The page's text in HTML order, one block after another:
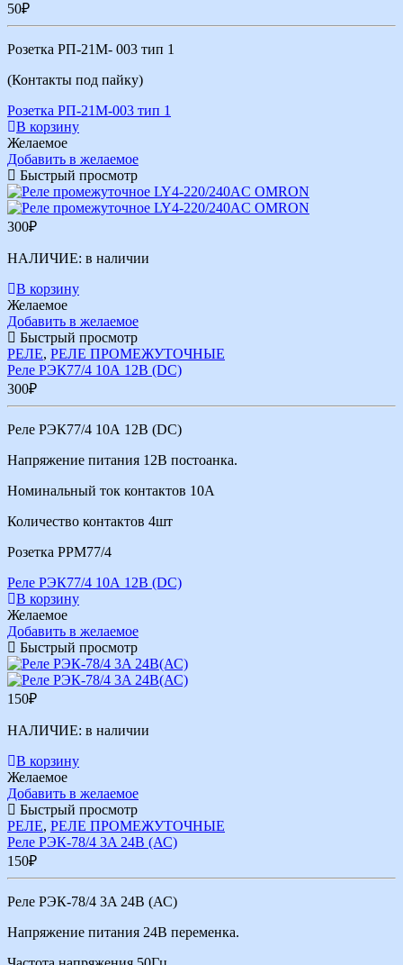
50₽
Розетка РП-21М- 003 тип 1
(Контакты под пайку)
Розетка РП-21М-003 тип 1
В корзину
Желаемое
Добавить в желаемое
Быстрый просмотр
300₽
НАЛИЧИЕ: в наличии
В корзину
Желаемое
Добавить в желаемое
Быстрый просмотр
РЕЛЕ, РЕЛЕ ПРОМЕЖУТОЧНЫЕ
Реле РЭК77/4 10А 12В (DC)
300₽
Реле РЭК77/4 10А 12В (DC)
Напряжение питания 12В постоанка.
Номинальный ток контактов 10А
Количество контактов 4шт
Розетка РРМ77/4
Реле РЭК77/4 10А 12В (DC)
В корзину
Желаемое
Добавить в желаемое
Быстрый просмотр
150₽
НАЛИЧИЕ: в наличии
В корзину
Желаемое
Добавить в желаемое
Быстрый просмотр
РЕЛЕ, РЕЛЕ ПРОМЕЖУТОЧНЫЕ
Реле РЭК-78/4 3A 24В (АС)
150₽
Реле РЭК-78/4 3A 24В (АС)
Напряжение питания 24В переменка.